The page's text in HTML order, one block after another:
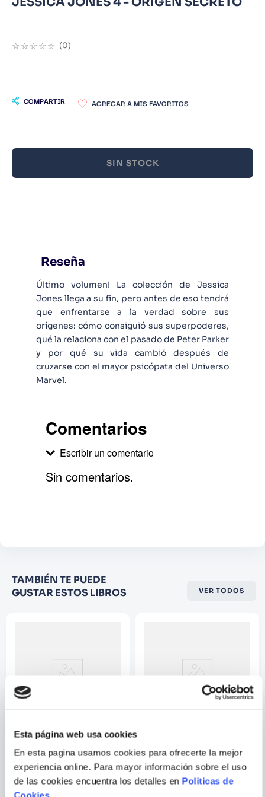
Esta página web usa cookies
En esta pagina usamos cookies para ofrecerte la mejor
experiencia online. Para mayor información sobre el uso
de las cookies encuentra los detalles en Politicas de
☆☆☆☆☆ (0)
COMPARTIR
SIN STOCK
Reseña
Último volumen! La colección de Jessica
Jones llega a su fin, pero antes de eso tendrá
que enfrentarse a la verdad sobre sus
orígenes: cómo consiguió sus superpoderes,
qué la relaciona con el pasado de Peter Parker
y por qué su vida cambió después de
cruzarse con el mayor psicópata del Universo
Marvel.
Comentarios
Escribir un comentario
Califique el producto de 1 a 5
estrellas
Correo electrónico
Sin comentarios.
TAMBIÉN TE PUEDE
GUSTAR ESTOS LIBROS
VER TODOS
BRIAN AUGUSTYN
BATMAN: GOTHAM A LUZ DE
GAS
VARIOS AUTORES
BATMAN Y ROBIN:
CABALLERO OSCURO
CONTRA CABALLERO